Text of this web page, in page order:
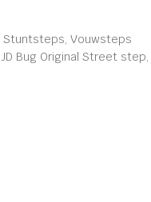
Stuntsteps, Vouwsteps
JD Bug Original Street step,